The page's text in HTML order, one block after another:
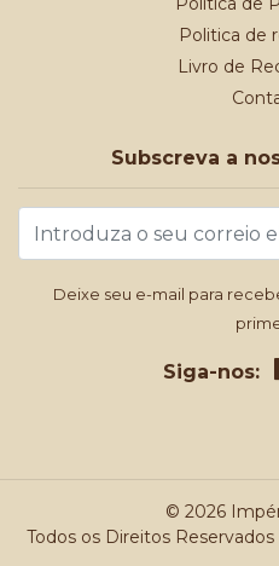
Politica de
Livro de
Subscreva a
Deixe seu e-mail para
Siga-nos:
© 2026
Todos os Direitos Reservados